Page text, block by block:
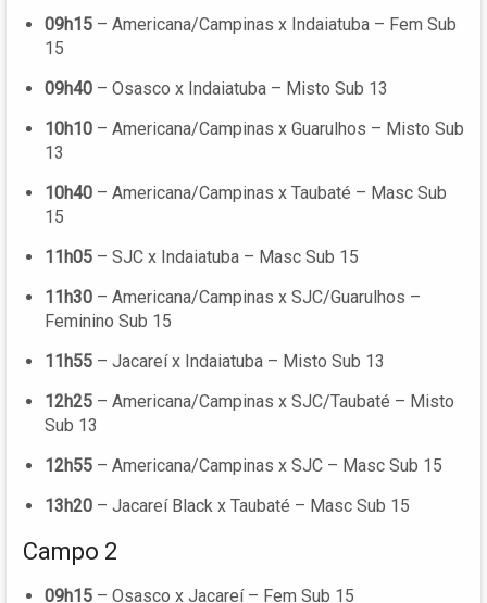
09h15 – Americana/Campinas x Indaiatuba – Fem Sub
15
09h40 – Osasco x Indaiatuba – Misto Sub 13
10h10 – Americana/Campinas x Guarulhos – Misto Sub
13
10h40 – Americana/Campinas x Taubaté – Masc Sub
15
11h05 – SJC x Indaiatuba – Masc Sub 15
11h30 – Americana/Campinas x SJC/Guarulhos –
Feminino Sub 15
11h55 – Jacareí x Indaiatuba – Misto Sub 13
12h25 – Americana/Campinas x SJC/Taubaté – Misto
Sub 13
12h55 – Americana/Campinas x SJC – Masc Sub 15
13h20 – Jacareí Black x Taubaté – Masc Sub 15
Campo 2
09h15 – Osasco x Jacareí – Fem Sub 15